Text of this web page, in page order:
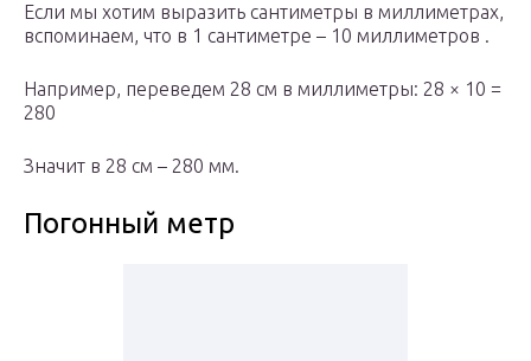
Если мы хотим выразить сантиметры в миллиметрах,
вспоминаем, что в 1 сантиметре – 10 миллиметров .
Например, переведем 28 см в миллиметры: 28 × 10 =
280
Значит в 28 см – 280 мм.
Погонный метр